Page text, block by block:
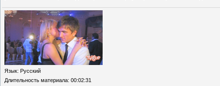
Язык: Русский
Длительность материала: 00:02:31